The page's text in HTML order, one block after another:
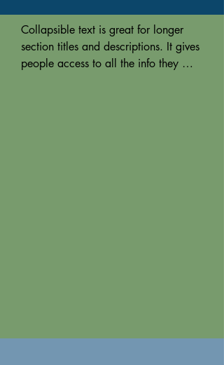
Collapsible text is great for longer
section titles and descriptions. It gives
people access to all the info they